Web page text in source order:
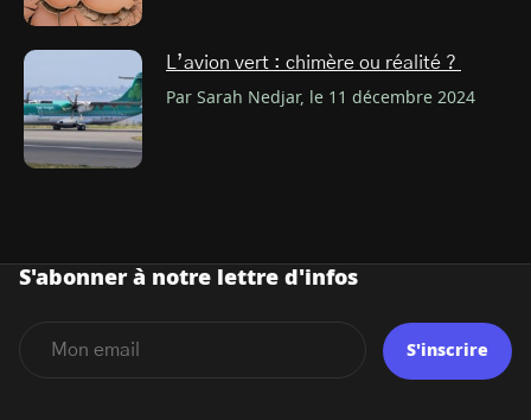
L’avion vert : chimère ou réalité ?
Par Sarah Nedjar, le 11 décembre 2024
S'abonner à notre lettre d'infos
S'inscrire